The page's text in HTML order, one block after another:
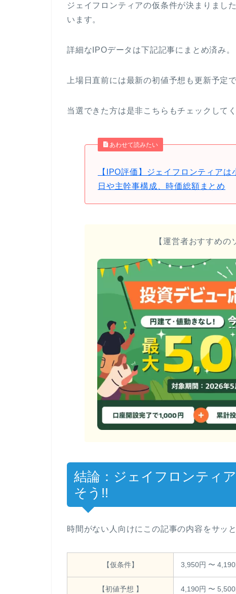
ジェイフロンティアの仮条件が決まりまし
います。
詳細なIPOデータは下記記事にまとめ済み。
上場日直前には最新の初値予想も更新予定で
当選できた方は是非こちらもチェックしてく
あわせて読みたい
【IPO評価】ジェイフロンティア
日や主幹事構成、時価総額まとめ
【運営者おすすめの
結論：ジェイフロンティ
そう!!
時間がない人向けにこの記事の内容をサッ
【仮条件】 3,950円 〜 4,190
【初値予想 】 4,190円 〜 5,500